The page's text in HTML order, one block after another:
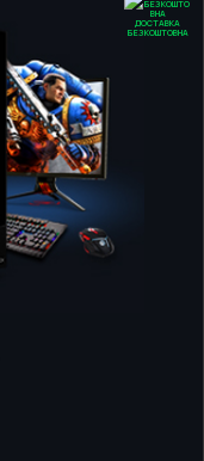
ДОСТАВКА
БЕЗКОШТОВНА